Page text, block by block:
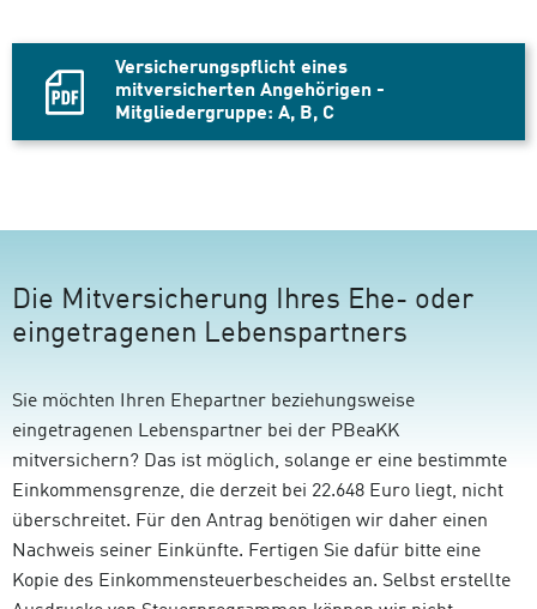
Versicherungspflicht eines
mitversicherten Angehörigen -
Mitgliedergruppe: A, B, C
PDF
Die Mitversicherung Ihres Ehe- oder
eingetragenen Lebenspartners
Sie möchten Ihren Ehepartner beziehungsweise
eingetragenen Lebenspartner bei der PBeaKK
mitversichern? Das ist möglich, solange er eine bestimmte
Einkommensgrenze, die derzeit bei 22.648 Euro liegt, nicht
überschreitet. Für den Antrag benötigen wir daher einen
Nachweis seiner Einkünfte. Fertigen Sie dafür bitte eine
Kopie des Einkommensteuerbescheides an. Selbst erstellte